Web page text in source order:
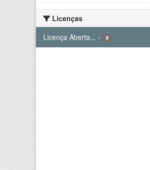
Licenças
Licença Aberta... - 9